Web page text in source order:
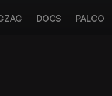
DOCS PALCO